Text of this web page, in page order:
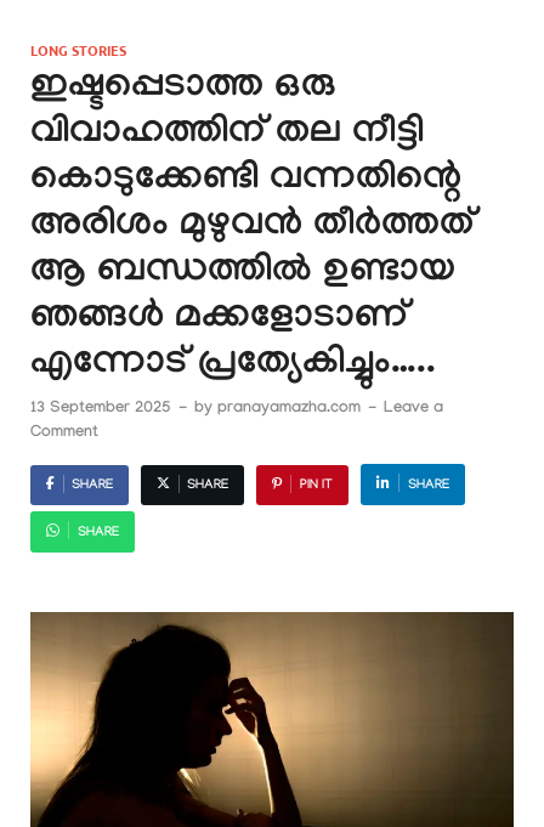
LONG STORIES
ഇഷ്ടപ്പെടാത്ത ഒരു
വിവാഹത്തിന് തല നീട്ടി
കൊടുക്കേണ്ടി വന്നതിന്റെ
അരിശം മുഴുവൻ തീർത്തത്
ആ ബന്ധത്തിൽ ഉണ്ടായ
ഞങ്ങൾ മക്കളോടാണ്
എന്നോട് പ്രത്യേകിച്ചും…..
13 September 2025 - by pranayamazha.com - Leave a
Comment
SHARE SHARE PIN IT SHARE
SHARE